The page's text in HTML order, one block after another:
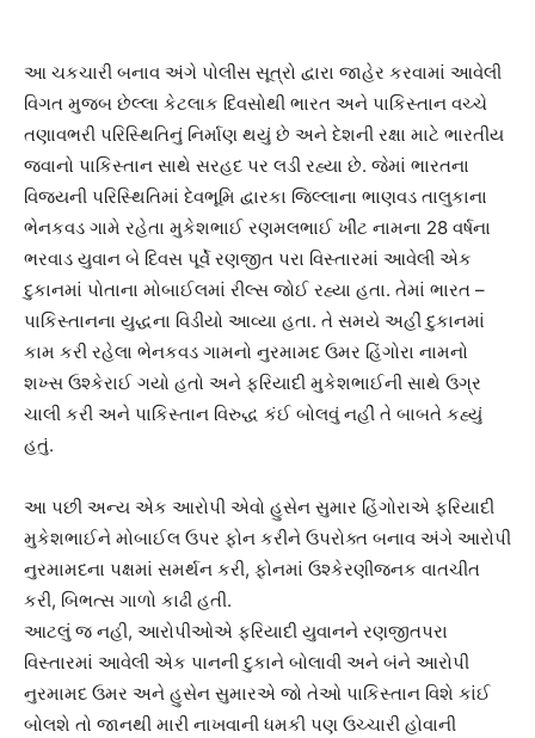
આ ચકચારી બનાવ અંગે પોલીસ સૂત્રો દ્વારા જાહેર કરવામાં આવેલી
વિગત મુજબ છેલ્લા કેટલાક દિવસોથી ભારત અને પાકિસ્તાન વચ્ચે
તણાવભરી પરિસ્થિતિનું નિર્માણ થયું છે અને દેશની રક્ષા માટે ભારતીય
જવાનો પાકિસ્તાન સાથે સરહદ પર લડી રહ્યા છે. જેમાં ભારતના
વિજયની પરિસ્થિતિમાં દેવભૂમિ દ્વારકા જિલ્લાના ભાણવડ તાલુકાના
ભેનકવડ ગામે રહેતા મુકેશભાઈ રણમલભાઈ ખીંટ નામના 28 વર્ષના
ભરવાડ યુવાન બે દિવસ પૂર્વે રણજીત પરા વિસ્તારમાં આવેલી એક
દુકાનમાં પોતાના મોબાઈલમાં રીલ્સ જોઈ રહ્યા હતા. તેમાં ભારત –
પાકિસ્તાનના યુદ્ધના વિડીયો આવ્યા હતા. તે સમયે અહીં દુકાનમાં
કામ કરી રહેલા ભેનકવડ ગામનો નુરમામદ ઉમર હિંગોરા નામનો
શખ્સ ઉશ્કેરાઈ ગયો હતો અને ફરિયાદી મુકેશભાઈની સાથે ઉગ્ર
ચાલી કરી અને પાકિસ્તાન વિરુદ્ધ કંઈ બોલવું નહીં તે બાબતે કહ્યું
હતું.
આ પછી અન્ય એક આરોપી એવો હુસેન સુમાર હિંગોરાએ ફરિયાદી
મુકેશભાઈને મોબાઈલ ઉપર ફોન કરીને ઉપરોક્ત બનાવ અંગે આરોપી
નુરમામદના પક્ષમાં સમર્થન કરી, ફોનમાં ઉશ્કેરણીજનક વાતચીત
કરી, બિભત્સ ગાળો કાઢી હતી.
આટલું જ નહી, આરોપીઓએ ફરિયાદી યુવાનને રણજીતપરા
વિસ્તારમાં આવેલી એક પાનની દુકાને બોલાવી અને બંને આરોપી
નુરમામદ ઉમર અને હુસેન સુમારએ જો તેઓ પાકિસ્તાન વિશે કાંઈ
બોલશે તો જાનથી મારી નાખવાની ધમકી પણ ઉચ્ચારી હોવાની